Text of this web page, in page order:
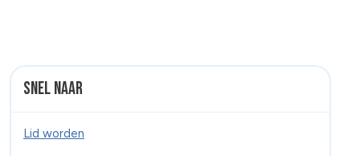
Snel naar
Lid worden